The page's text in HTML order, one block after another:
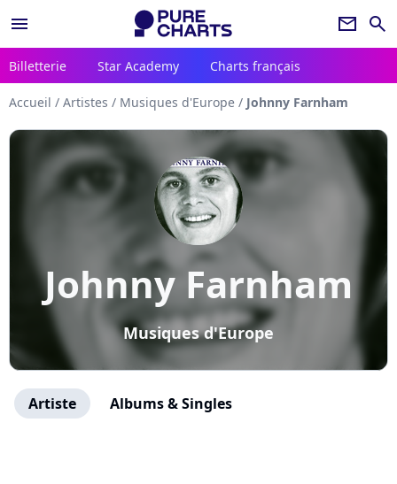
menu newsletter search
Billetterie Star Academy Charts français
Accueil / Artistes / Musiques d'Europe / Johnny Farnham
Johnny Farnham
Musiques d'Europe
Artiste Albums & Singles